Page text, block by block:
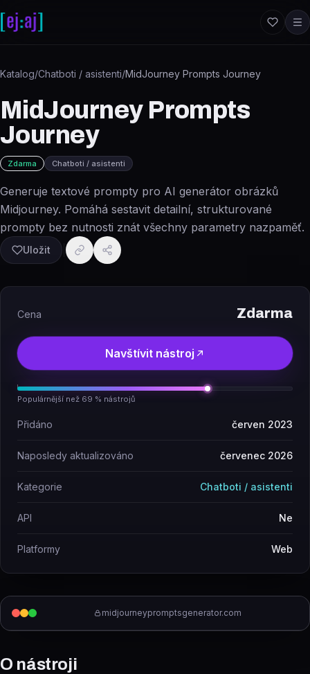
Katalog/Chatboti / asistenti/MidJourney Prompts Journey
MidJourney Prompts
Journey
Zdarma Chatboti / asistenti
Generuje textové prompty pro AI generátor obrázků
Midjourney. Pomáhá sestavit detailní, strukturované
prompty bez nutnosti znát všechny parametry nazpaměť.
Uložit
midjourneypromptsgenerator.com
O nástroji
Cena Zdarma
Navštívit nástroj
Populárnější než 69 % nástrojů
Přidáno červen 2023
Naposledy aktualizováno červenec 2026
Kategorie Chatboti / asistenti
API Ne
Platformy Web